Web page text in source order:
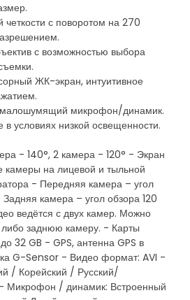
с поворотом на 270
с возможностью выбора
ЖК-экран, интуитивное
микрофон/динамик.
условиях низкой освещенности.
- 140°, 2 камера - 120° - Экран
камеры на лицевой и тыльной
- Передняя камера – угол
камера – угол обзора 120
ведётся с двух камер. Можно
заднюю камеру. - Карты
32 GB - GPS, антенна GPS в
G-Sensor - Видео формат: AVI -
/ Корейский / Русский/
Микрофон / динамик: Встроенный